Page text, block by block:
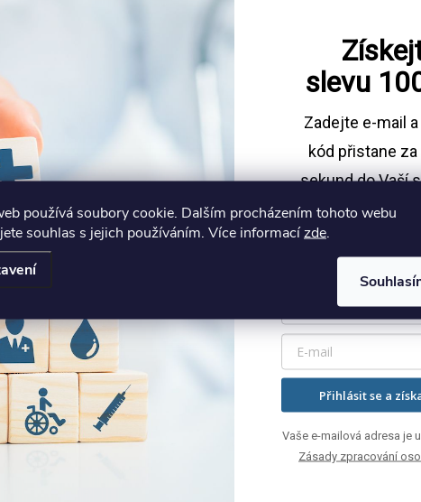
používá soubory cookie. Dalším procházením tohoto webu
souhlas s jejich používáním. Více informacízde.
proběhne mezinárodní den STOP dekubitům. Cílem je zvýšit
péči o kůži, výživy, léčby dekubitů včetně výběru
slevu
Zadejte e-mail
kód přistane
sekund do Vaší
Sleva platí při
Přihlásit se a
Vaše e-mailová adresa je
Zásady zpracování